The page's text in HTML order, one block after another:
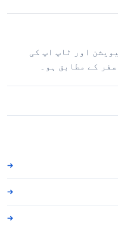
اور ٹاپ اپ کی
کے مطابق ہو۔
→
→
→